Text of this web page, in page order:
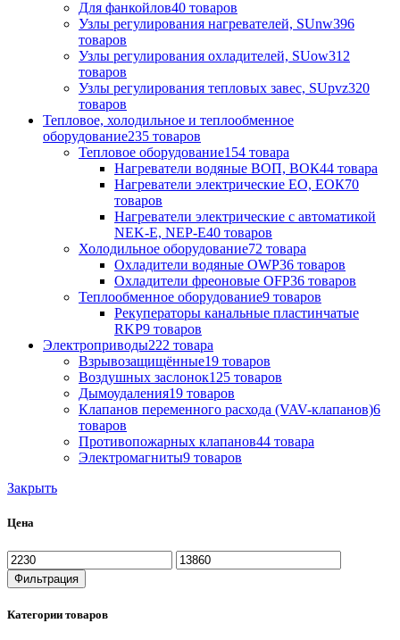
Для фанкойлов40 товаров
Узлы регулирования нагревателей, SUnw396
товаров
Узлы регулирования охладителей, SUow312
товаров
Узлы регулирования тепловых завес, SUpvz320
товаров
Тепловое, холодильное и теплообменное
оборудование235 товаров
Тепловое оборудование154 товара
Нагреватели водяные ВОП, ВОК44 товара
Нагреватели электрические ЕО, ЕОК70
товаров
Нагреватели электрические с автоматикой
NEK-E, NEP-E40 товаров
Холодильное оборудование72 товара
Охладители водяные OWP36 товаров
Охладители фреоновые OFP36 товаров
Теплообменное оборудование9 товаров
Рекуператоры канальные пластинчатые
RKP9 товаров
Электроприводы222 товара
Взрывозащищённые19 товаров
Воздушных заслонок125 товаров
Дымоудаления19 товаров
Клапанов переменного расхода (VAV-клапанов)6
товаров
Противопожарных клапанов44 товара
Электромагниты9 товаров
Закрыть
Цена
Фильтрация
Категории товаров